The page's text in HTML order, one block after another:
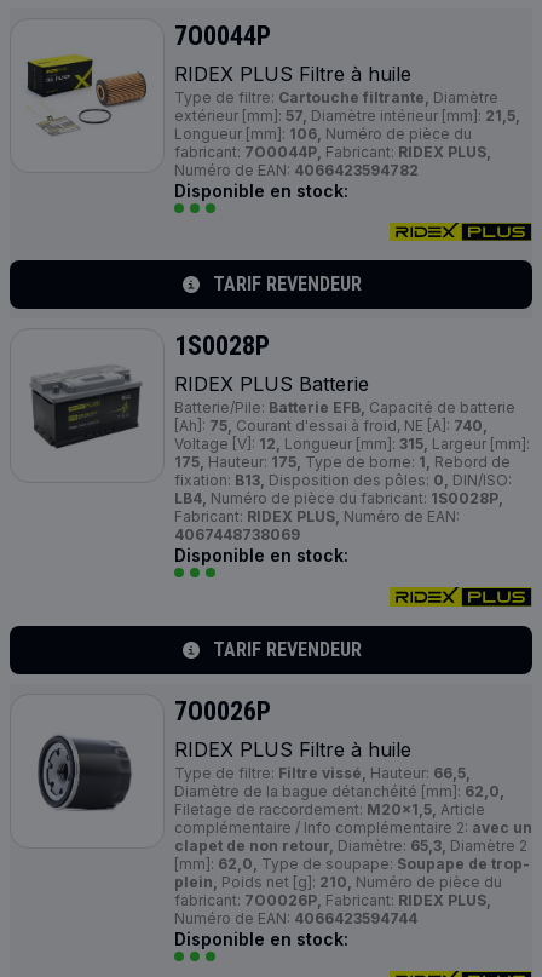
7O0044P
RIDEX PLUS Filtre à huile
Type de filtre: Cartouche filtrante, Diamètre
extérieur [mm]: 57, Diamètre intérieur [mm]: 21,5,
Longueur [mm]: 106, Numéro de pièce du
fabricant: 7O0044P, Fabricant: RIDEX PLUS,
Numéro de EAN: 4066423594782
Disponible en stock:
TARIF REVENDEUR
1S0028P
RIDEX PLUS Batterie
Batterie/Pile: Batterie EFB, Capacité de batterie
[Ah]: 75, Courant d'essai à froid, NE [A]: 740,
Voltage [V]: 12, Longueur [mm]: 315, Largeur [mm]:
175, Hauteur: 175, Type de borne: 1, Rebord de
fixation: B13, Disposition des pôles: 0, DIN/ISO:
LB4, Numéro de pièce du fabricant: 1S0028P,
Fabricant: RIDEX PLUS, Numéro de EAN:
4067448738069
Disponible en stock:
TARIF REVENDEUR
7O0026P
RIDEX PLUS Filtre à huile
Type de filtre: Filtre vissé, Hauteur: 66,5,
Diamètre de la bague détanchéité [mm]: 62,0,
Filetage de raccordement: M20x1,5, Article
complémentaire / Info complémentaire 2: avec un
clapet de non retour, Diamètre: 65,3, Diamètre 2
[mm]: 62,0, Type de soupape: Soupape de trop-
plein, Poids net [g]: 210, Numéro de pièce du
fabricant: 7O0026P, Fabricant: RIDEX PLUS,
Numéro de EAN: 4066423594744
Disponible en stock: